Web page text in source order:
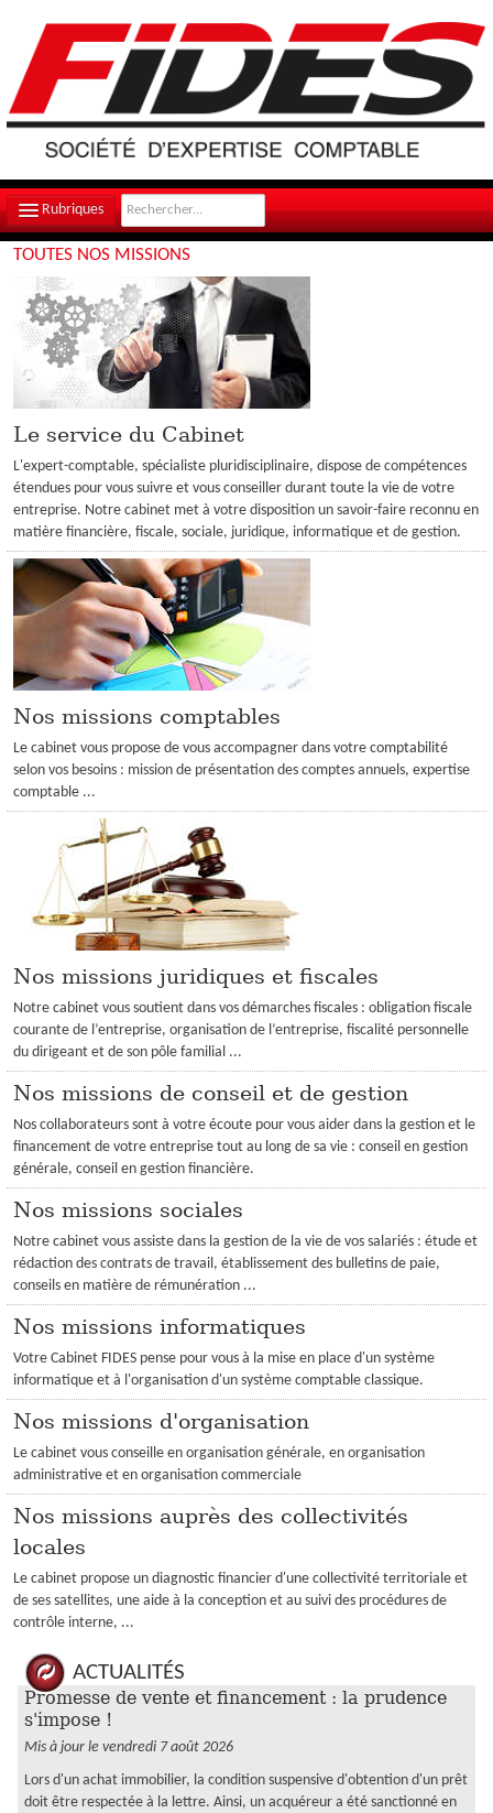
Rubriques
NOTRE ÉQUIPE
NOS MISSIONS
CONTACT
PLAN D'ACCÈS
FILS D'ACTUALITÉS
INFOS DE GESTION
OUTILS PRATIQUES
CRÉATION
ACCÈS CLIENT
TOUTES NOS MISSIONS
Le service du Cabinet
L'expert-comptable, spécialiste pluridisciplinaire, dispose de compétences
étendues pour vous suivre et vous conseiller durant toute la vie de votre
entreprise. Notre cabinet met à votre disposition un savoir-faire reconnu en
matière financière, fiscale, sociale, juridique, informatique et de gestion.
Nos missions comptables
Le cabinet vous propose de vous accompagner dans votre comptabilité
selon vos besoins : mission de présentation des comptes annuels, expertise
comptable ...
Nos missions juridiques et fiscales
Notre cabinet vous soutient dans vos démarches fiscales : obligation fiscale
courante de l’entreprise, organisation de l’entreprise, fiscalité personnelle
du dirigeant et de son pôle familial ...
Nos missions de conseil et de gestion
Nos collaborateurs sont à votre écoute pour vous aider dans la gestion et le
financement de votre entreprise tout au long de sa vie : conseil en gestion
générale, conseil en gestion financière.
Nos missions sociales
Notre cabinet vous assiste dans la gestion de la vie de vos salariés : étude et
rédaction des contrats de travail, établissement des bulletins de paie,
conseils en matière de rémunération ...
Nos missions informatiques
Votre Cabinet FIDES pense pour vous à la mise en place d'un système
informatique et à l'organisation d'un système comptable classique.
Nos missions d'organisation
Le cabinet vous conseille en organisation générale, en organisation
administrative et en organisation commerciale
Nos missions auprès des collectivités
locales
Le cabinet propose un diagnostic financier d'une collectivité territoriale et
de ses satellites, une aide à la conception et au suivi des procédures de
contrôle interne, ...
ACTUALITÉS
Promesse de vente et financement : la prudence
s'impose !
Mis à jour le vendredi 7 août 2026
Lors d'un achat immobilier, la condition suspensive d'obtention d'un prêt
doit être respectée à la lettre. Ainsi, un acquéreur a été sanctionné en